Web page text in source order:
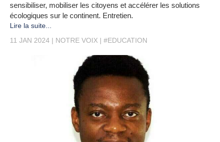
sensibiliser, mobiliser les citoyens et accélérer les solutions
écologiques sur le continent. Entretien.
Lire la suite...
11 JAN 2024
NOTRE VOIX #EDUCATION